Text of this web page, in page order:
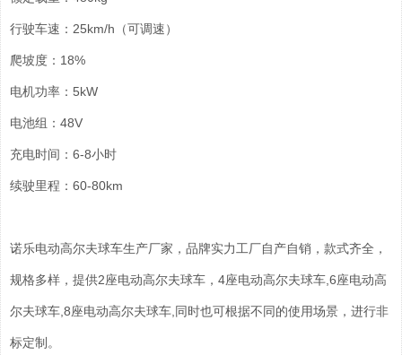
行驶车速：25km/h（可调速）
爬坡度：18%
电机功率：5kW
电池组：48V
充电时间：6-8小时
续驶里程：60-80km
诺乐电动高尔夫球车生产厂家，品牌实力工厂自产自销，款式齐全，
规格多样，提供2座电动高尔夫球车，4座电动高尔夫球车,6座电动高
尔夫球车,8座电动高尔夫球车,同时也可根据不同的使用场景，进行非
标定制。